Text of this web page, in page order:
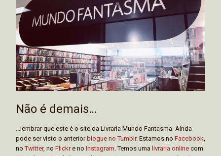
Não é demais…
...lembrar que este é o site da Livraria Mundo Fantasma. Ainda
pode ser visto o anterior blogue no Tumblr. Estamos no Facebook,
noTwitter, no Flickre no Instagram. Temos uma livraria online com